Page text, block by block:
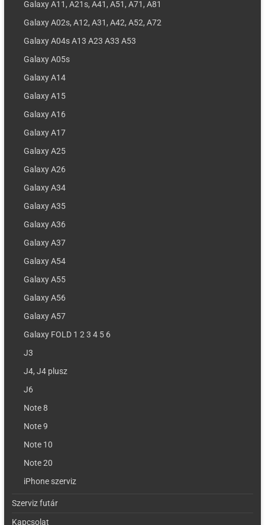
Galaxy A11, A21s, A41, A51, A71, A81
Galaxy A02s, A12, A31, A42, A52, A72
Galaxy A04s A13 A23 A33 A53
Galaxy A05s
Galaxy A14
Galaxy A15
Galaxy A16
Galaxy A17
Galaxy A25
Galaxy A26
Galaxy A34
Galaxy A35
Galaxy A36
Galaxy A37
Galaxy A54
Galaxy A55
Galaxy A56
Galaxy A57
Galaxy FOLD 1 2 3 4 5 6
J3
J4, J4 plusz
J6
Note 8
Note 9
Note 10
Note 20
iPhone szerviz
Szerviz futár
Kapcsolat